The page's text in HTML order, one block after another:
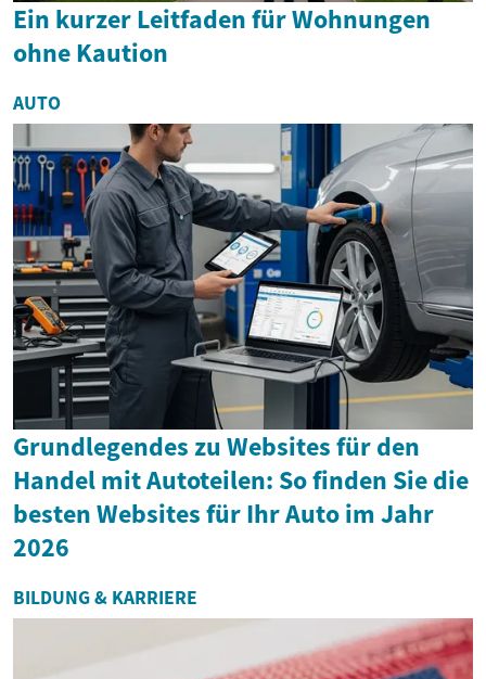
Ein kurzer Leitfaden für Wohnungen
ohne Kaution
AUTO
Grundlegendes zu Websites für den
Handel mit Autoteilen: So finden Sie die
besten Websites für Ihr Auto im Jahr
2026
BILDUNG & KARRIERE